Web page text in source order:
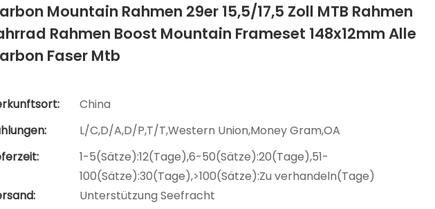
Mountain Rahmen 29er 15,5/17,5 Zoll MTB Rahmen
Rahmen Boost Mountain Frameset 148x12mm Alle
Faser Mtb
China
L/C,D/A,D/P,T/T,Western Union,Money Gram,OA
1-5(Sätze):12(Tage),6-50(Sätze):20(Tage),51-
100(Sätze):30(Tage),>100(Sätze):Zu verhandeln(Tage)
Unterstützung Seefracht